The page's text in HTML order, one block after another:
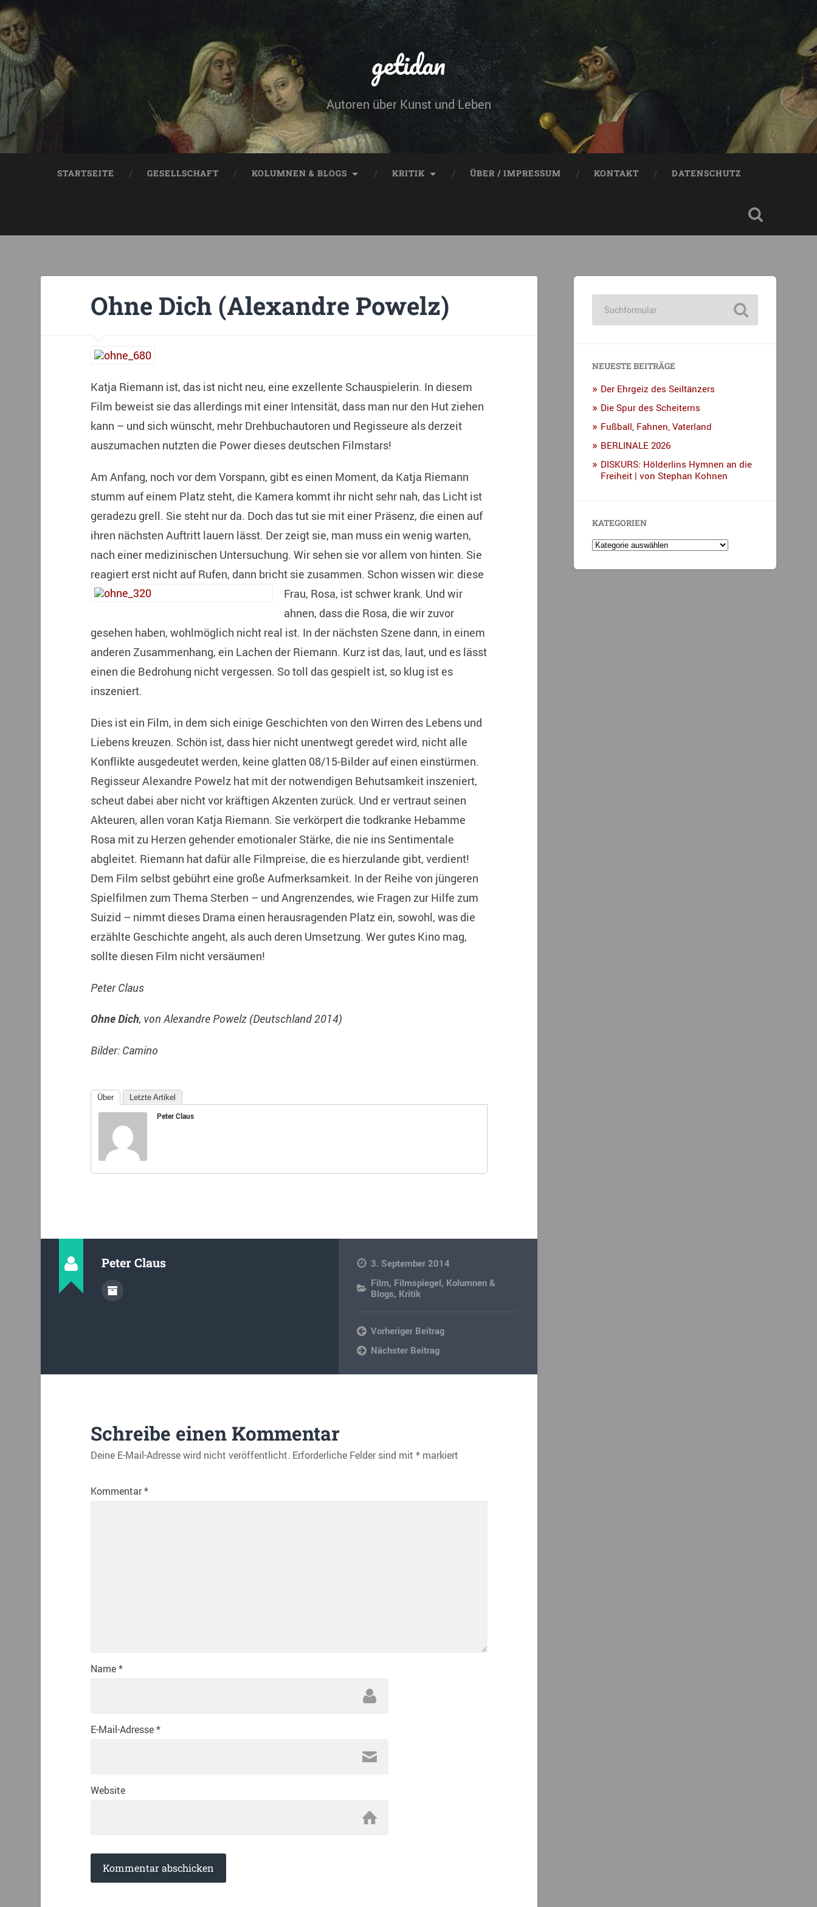
getidan
Autoren über Kunst und Leben
STARTSEITE GESELLSCHAFT KOLUMNEN & BLOGS KRITIK ÜBER / IMPRESSUM KONTAKT DATENSCHUTZ
Ohne Dich (Alexandre Powelz)
Katja Riemann ist, das ist nicht neu, eine exzellente Schauspielerin. In diesem
Film beweist sie das allerdings mit einer Intensität, dass man nur den Hut ziehen
kann – und sich wünscht, mehr Drehbuchautoren und Regisseure als derzeit
auszumachen nutzten die Power dieses deutschen Filmstars!
Am Anfang, noch vor dem Vorspann, gibt es einen Moment, da Katja Riemann
stumm auf einem Platz steht, die Kamera kommt ihr nicht sehr nah, das Licht ist
geradezu grell. Sie steht nur da. Doch das tut sie mit einer Präsenz, die einen auf
ihren nächsten Auftritt lauern lässt. Der zeigt sie, man muss ein wenig warten,
nach einer medizinischen Untersuchung. Wir sehen sie vor allem von hinten. Sie
reagiert erst nicht auf Rufen, dann bricht sie zusammen. Schon wissen wir: diese
Frau, Rosa, ist schwer krank. Und wir
ahnen, dass die Rosa, die wir zuvor
gesehen haben, wohlmöglich nicht real ist. In der nächsten Szene dann, in einem
anderen Zusammenhang, ein Lachen der Riemann. Kurz ist das, laut, und es lässt
einen die Bedrohung nicht vergessen. So toll das gespielt ist, so klug ist es
inszeniert.
Dies ist ein Film, in dem sich einige Geschichten von den Wirren des Lebens und
Liebens kreuzen. Schön ist, dass hier nicht unentwegt geredet wird, nicht alle
Konflikte ausgedeutet werden, keine glatten 08/15-Bilder auf einen einstürmen.
Regisseur Alexandre Powelz hat mit der notwendigen Behutsamkeit inszeniert,
scheut dabei aber nicht vor kräftigen Akzenten zurück. Und er vertraut seinen
Akteuren, allen voran Katja Riemann. Sie verkörpert die todkranke Hebamme
Rosa mit zu Herzen gehender emotionaler Stärke, die nie ins Sentimentale
abgleitet. Riemann hat dafür alle Filmpreise, die es hierzulande gibt, verdient!
Dem Film selbst gebührt eine große Aufmerksamkeit. In der Reihe von jüngeren
Spielfilmen zum Thema Sterben – und Angrenzendes, wie Fragen zur Hilfe zum
Suizid – nimmt dieses Drama einen herausragenden Platz ein, sowohl, was die
erzählte Geschichte angeht, als auch deren Umsetzung. Wer gutes Kino mag,
sollte diesen Film nicht versäumen!
Peter Claus
Ohne Dich, von Alexandre Powelz (Deutschland 2014)
Bilder: Camino
Über Letzte Artikel
Peter Claus
Peter Claus
3. September 2014
Film, Filmspiegel, Kolumnen &
Blogs, Kritik
Vorheriger Beitrag
Nächster Beitrag
Schreibe einen Kommentar
Deine E-Mail-Adresse wird nicht veröffentlicht. Erforderliche Felder sind mit *markiert
Kommentar*
Name*
E-Mail-Adresse*
Website
NEUESTE BEITRÄGE
Der Ehrgeiz des Seiltänzers
Die Spur des Scheiterns
Fußball, Fahnen, Vaterland
BERLINALE 2026
DISKURS: Hölderlins Hymnen an die
Freiheit | von Stephan Kohnen
KATEGORIEN